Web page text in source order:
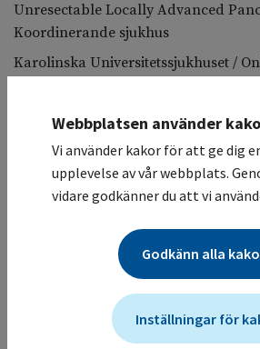
Unresectable Locally Advanced
Koordinerande sjukhus
Karolinska Universitetssjukhuset /
allmän
Studiesammanfattning
avancerad bukspottkörtelcancer
medicinteknisk produkt Extroducer®,
infusionskatetersystem för
Gemcitabin Sandoz 40 mg/ml.
och klinisk effekt. Behandling ges
Webbplatsen använder
Vi använder kakor för att ge dig
upplevelse av vår webbplats.
vidare godkänner du att vi
Godkänn alla
Inställningar för